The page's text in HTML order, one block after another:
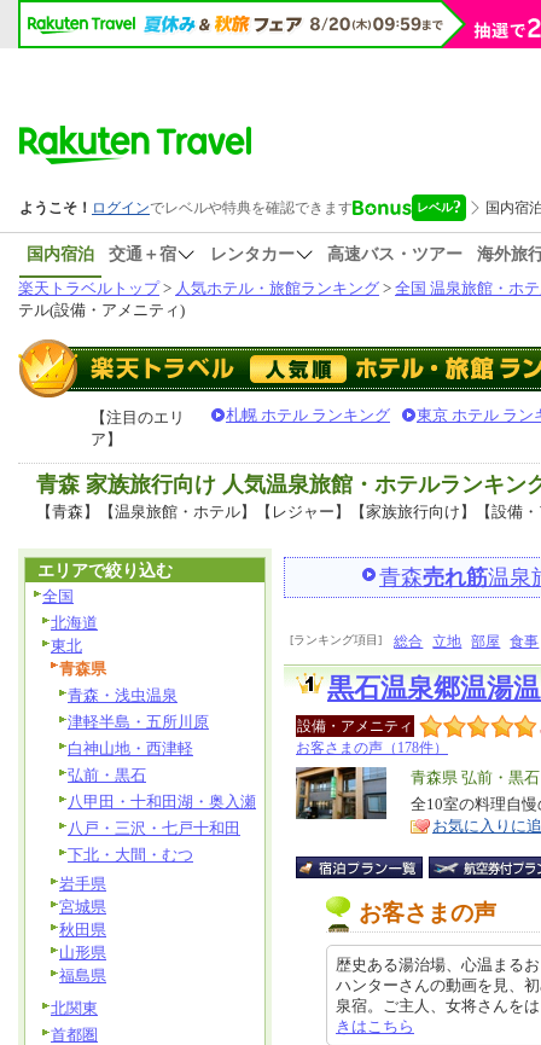
国内宿泊 交通＋宿 レンタカー 高速バス・ツアー
海外旅
楽天トラベルトップ> 人気ホテル・旅館ランキング > 全国 温泉旅館・ホ
テル(設備・アメニティ)
【注目のエリ
ア】
札幌 ホテル ランキング 東京 ホテル ラン
青森 家族旅行向け 人気温泉旅館・ホテルランキン
【青森】【温泉旅館・ホテル】【レジャー】【家族旅行向け】【設備
青森売れ筋温泉
[ランキング項目] 総合 立地 部屋 食事
黒石温泉郷温湯
設備・アメニティ
お客さまの声（178件）
エ
リ
ア
青森県 弘前・黒石
特
徴
全10室の料理自
お気に入りに
お客さまの声
歴史ある湯治場、心温まる
ハンターさんの動画を見、
泉宿。ご主人、女将さんを
きはこちら
エリアで絞り込む
全国
北海道
東北
青森県
青森・浅虫温泉
津軽半島・五所川原
白神山地・西津軽
弘前・黒石
八甲田・十和田湖・奥入瀬
八戸・三沢・七戸十和田
下北・大間・むつ
岩手県
宮城県
秋田県
山形県
福島県
北関東
首都圏